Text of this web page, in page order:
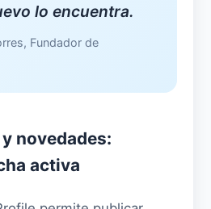
lo encuentra.
Fundador de
novedades:
activa